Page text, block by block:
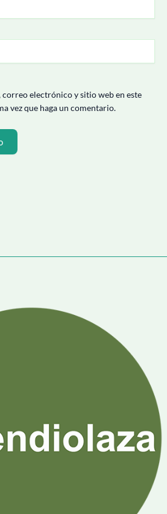
electrónico y sitio web en este
vez que haga un comentario.